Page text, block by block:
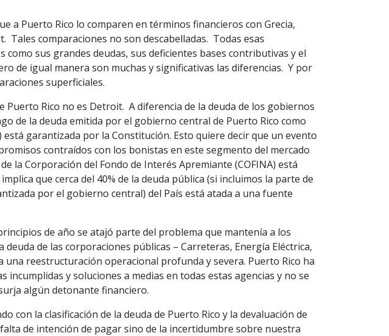
a Puerto Rico lo comparen en términos financieros con Grecia,
Tales comparaciones no son descabelladas. Todas esas
sus grandes deudas, sus deficientes bases contributivas y el
de igual manera son muchas y significativas las diferencias. Y por
superficiales.
Puerto Rico no es Detroit. A diferencia de la deuda de los gobiernos
de la deuda emitida por el gobierno central de Puerto Rico como
está garantizada por la Constitución. Esto quiere decir que un evento
contraídos con los bonistas en este segmento del mercado
la Corporación del Fondo de Interés Apremiante (COFINA) está
que cerca del 40% de la deuda pública (si incluimos la parte de
por el gobierno central) del País está atada a una fuente
de año se atajó parte del problema que mantenía a los
deuda de las corporaciones públicas – Carreteras, Energía Eléctrica,
una reestructuración operacional profunda y severa. Puerto Rico ha
incumplidas y soluciones a medias en todas estas agencias y no se
algún detonante financiero.
con la clasificación de la deuda de Puerto Rico y la devaluación de
de intención de pagar sino de la incertidumbre sobre nuestra